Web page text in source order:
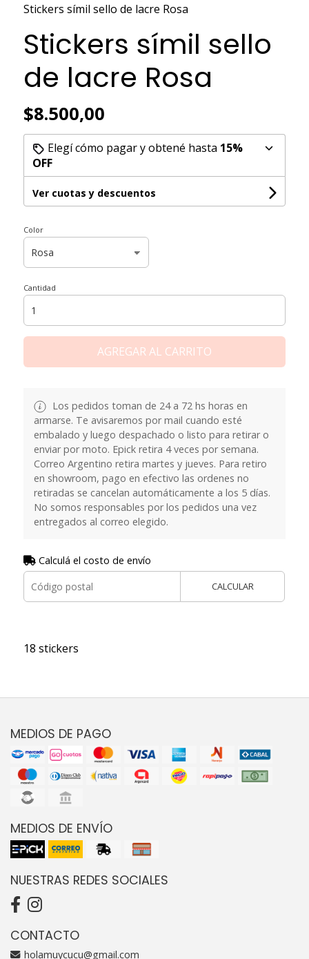
Stickers símil sello de lacre Rosa
Stickers símil sello
de lacre Rosa
$8.500,00
Elegí cómo pagar y obtené hasta 15%
OFF
Ver cuotas y descuentos
Color
Cantidad
AGREGAR AL CARRITO
Los pedidos toman de 24 a 72 hs horas en
armarse. Te avisaremos por mail cuando esté
embalado y luego despachado o listo para retirar o
enviar por moto. Epick retira 4 veces por semana.
Correo Argentino retira martes y jueves. Para retiro
en showroom, pago en efectivo las ordenes no
retiradas se cancelan automáticamente a los 5 días.
No somos responsables por los pedidos una vez
entregados al correo elegido.
Calculá el costo de envío
CALCULAR
18 stickers
MEDIOS DE PAGO
MEDIOS DE ENVÍO
NUESTRAS REDES SOCIALES
CONTACTO
holamuycucu@gmail.com